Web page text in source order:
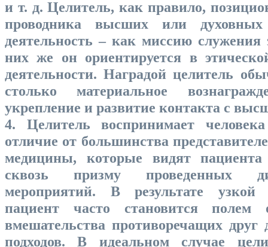
и т. д. Целитель, как правило,
проводника высших или
деятельность – как миссию
них же он ориентируется в
деятельности. Наградой целитель
столько материальное
укрепление и развитие контакта с
4. Целитель воспринимает
отличие от большинства
медицины, которые видят пациента
сквозь призму проведенных
мероприятий. В результате узкой
пациент часто становится полем
вмешательства противоречащих друг
подходов. В идеальном случае